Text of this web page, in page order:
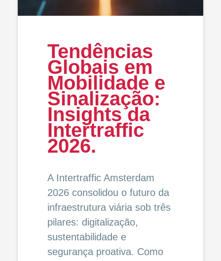
Tendências
Globais em
Mobilidade e
Sinalização:
Insights da
Intertraffic
2026.
A Intertraffic Amsterdam
2026 consolidou o futuro da
infraestrutura viária sob três
pilares: digitalização,
sustentabilidade e
segurança proativa. Como